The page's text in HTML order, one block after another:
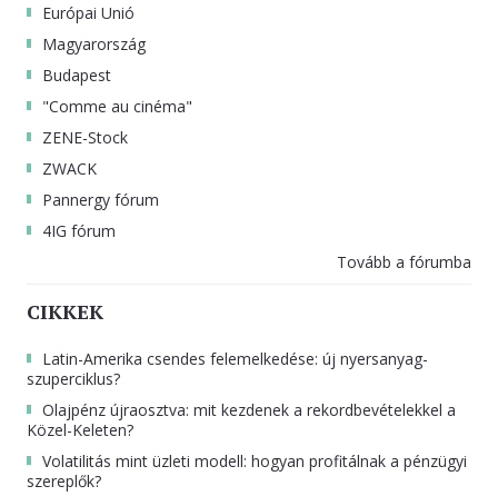
Európai Unió
Magyarország
Budapest
"Comme au cinéma"
ZENE-Stock
ZWACK
Pannergy fórum
4IG fórum
Tovább a fórumba
CIKKEK
Latin-Amerika csendes felemelkedése: új nyersanyag-
szuperciklus?
Olajpénz újraosztva: mit kezdenek a rekordbevételekkel a
Közel-Keleten?
Volatilitás mint üzleti modell: hogyan profitálnak a pénzügyi
szereplők?